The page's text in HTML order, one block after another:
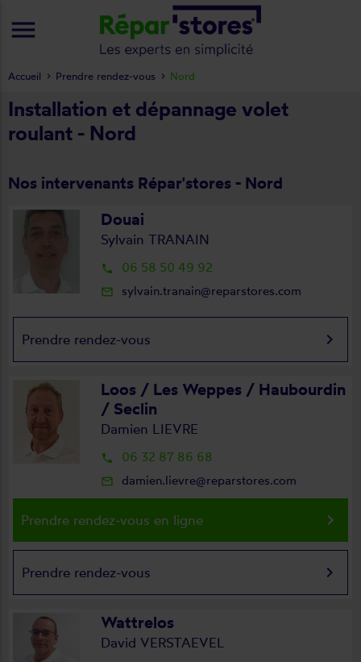
Installation et dépannage volet
roulant - Nord
Nos intervenants Répar'stores - Nord
Douai
Sylvain TRANAIN
local_phone 06 58 50 49 92
mail_outline sylvain.tranain@reparstores.com
Prendre rendez-vous keyboard_arrow_right
Loos / Les Weppes / Haubourdin
/ Seclin
Damien LIEVRE
local_phone 06 32 87 86 68
mail_outline damien.lievre@reparstores.com
Prendre rendez-vous en ligne keyboard_arrow_right
Prendre rendez-vous keyboard_arrow_right
Wattrelos
David VERSTAEVEL
Accueil Prendre rendez-vous Nord
menu